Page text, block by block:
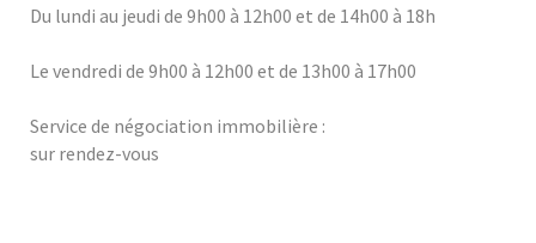
Du lundi au jeudi de 9h00 à 12h00 et de 14h00 à 18h
Le vendredi de 9h00 à 12h00 et de 13h00 à 17h00
Service de négociation immobilière :
sur rendez-vous